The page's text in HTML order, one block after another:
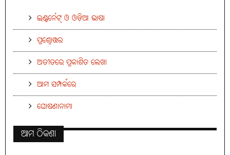
ଇଣ୍ଟର୍ନେଟ୍ ଓ ଓଡ଼ିଆ ଭାଷା
ପ୍ରଶ୍ନୋତ୍ତର
ଅତୀତରେ ପ୍ରକାଶିତ ଲେଖା
ଆମ ସମ୍ପର୍କରେ
ଘୋଷଣାନାମା
ଆମ ଠିକଣା